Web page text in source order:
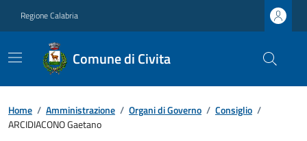
Regione Calabria
Comune di Civita
Home / Amministrazione / Organi di Governo / Consiglio /
ARCIDIACONO Gaetano